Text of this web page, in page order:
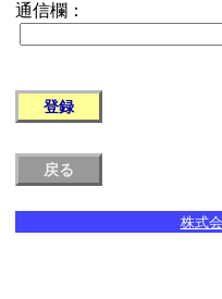
通信欄：
株式